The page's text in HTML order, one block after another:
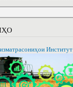
Институт